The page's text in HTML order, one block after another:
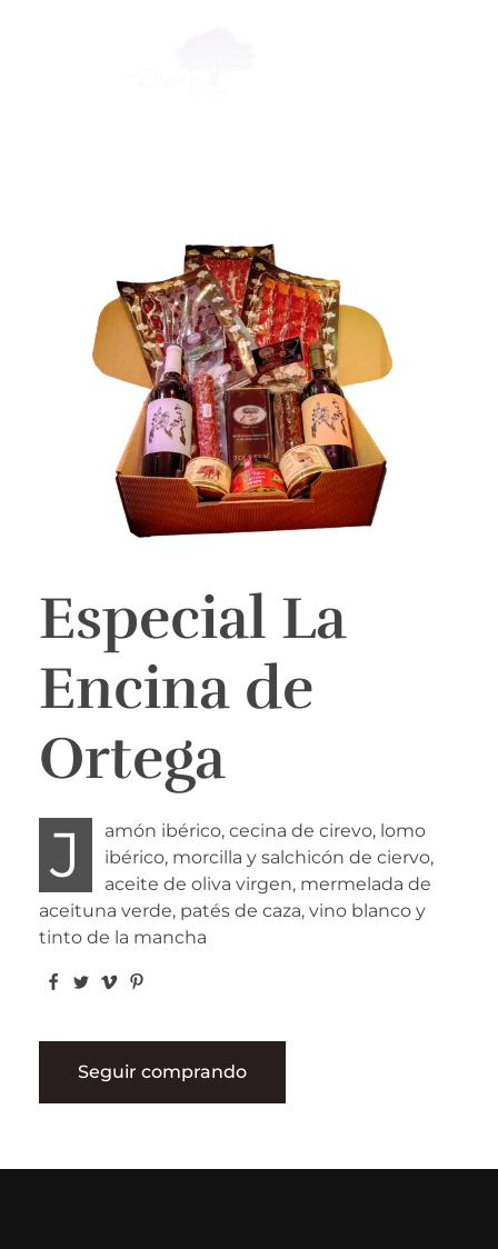
Especial La
Encina de
Ortega
J
amón ibérico, cecina de cirevo, lomo
ibérico, morcilla y salchicón de ciervo,
aceite de oliva virgen, mermelada de
aceituna verde, patés de caza, vino blanco y
tinto de la mancha
Seguir comprando